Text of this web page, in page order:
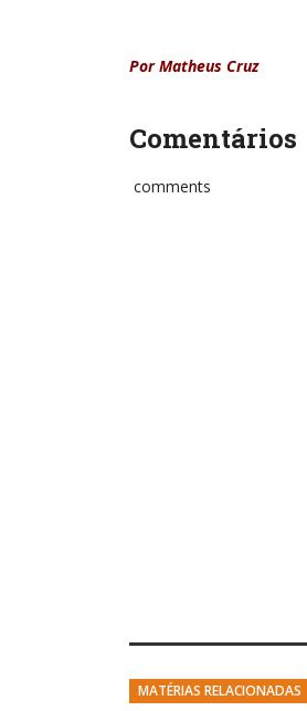
Por Matheus Cruz
Comentários
comments
MATÉRIAS RELACIONADAS